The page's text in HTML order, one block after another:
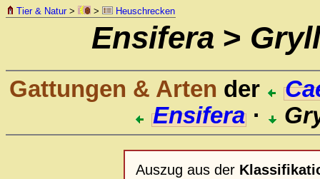
Tier & Natur> > Heuschrecken
Ensifera>
Gattungen & Arten der
Ensifera·
Auszug aus der